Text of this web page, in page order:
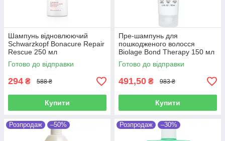
Шампунь відновлюючий
Schwarzkopf Bonacure Repair
Rescue 250 мл
Готово до відправки
294 ₴ 588 ₴
Купити
Пре-шампунь для
пошкодженого волосся
Biolage Bond Therapy 150 мл
Готово до відправки
491,50 ₴ 983 ₴
Купити
Розпродаж –50% Розпродаж –30%